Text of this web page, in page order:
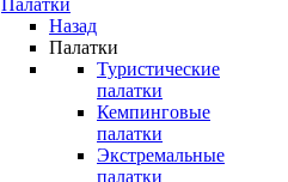
Палатки
Назад
Палатки
Туристические
палатки
Кемпинговые
палатки
Экстремальные
палатки